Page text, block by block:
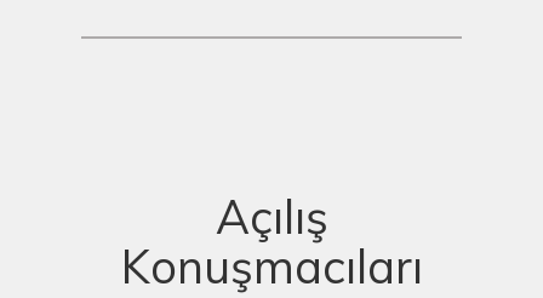
Açılış
Konuşmacıları